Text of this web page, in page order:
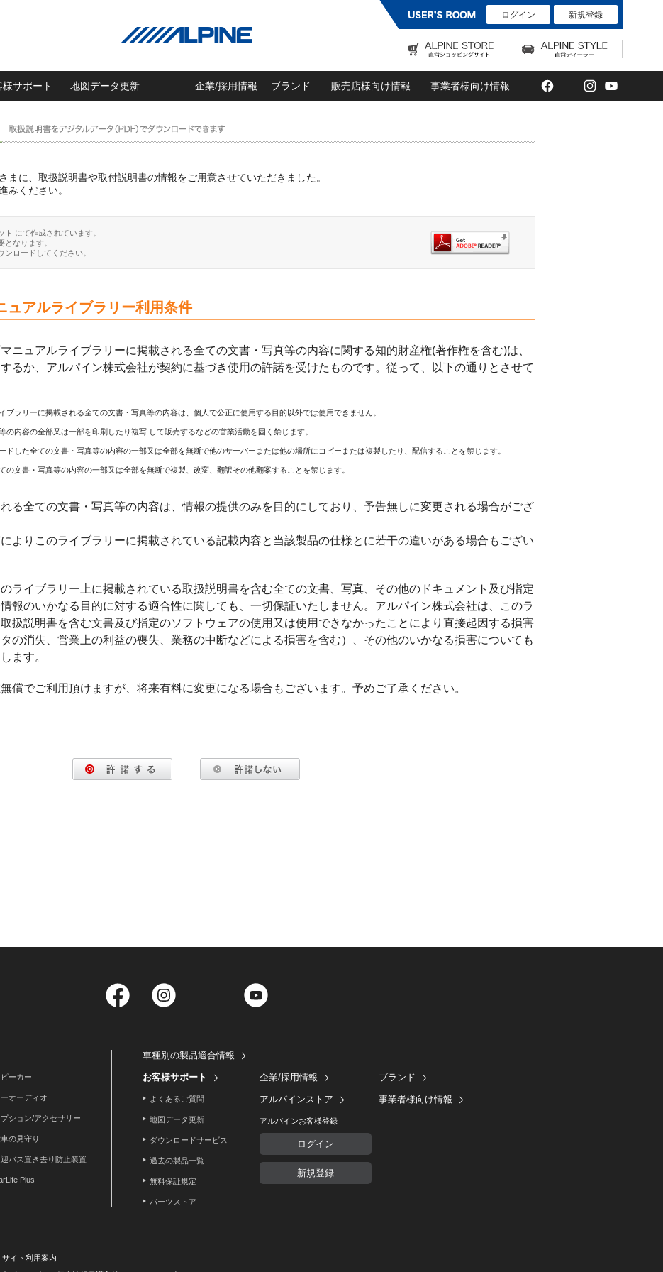
ログイン 新規登録
様サポート 地図データ更新 企業/採用情報 ブランド 販売店様向け情報 事業者様向け情報 Facebook
TwitterInstagram
まに、取扱説明書や取付説明書の情報をご用意させていただきました。
みください。
にて作成されています。
なります。
ロードしてください。
ュアルライブラリー利用条件
ニュアルライブラリーに掲載される全ての文書・写真等の内容に関する知的財産権(著作権を含む)は、
るか、アルパイン株式会社が契約に基づき使用の許諾を受けたものです。従って、以下の通りとさせて
ブラリーに掲載される全ての文書・写真等の内容は、個人で公正に使用する目的以外では使用できません。
の内容の全部又は一部を印刷したり複写 して販売するなどの営業活動を固く禁じます。
ドした全ての文書・写真等の内容の一部又は全部を無断で他のサーバーまたは他の場所にコピーまたは複製したり、配信することを禁じます。
の文書・写真等の内容の一部又は全部を無断で複製、改変、翻訳その他翻案することを禁じます。
る全ての文書・写真等の内容は、情報の提供のみを目的にしており、予告無しに変更される場合がござ
よりこのライブラリーに掲載されている記載内容と当該製品の仕様とに若干の違いがある場合もござい
ライブラリー上に掲載されている取扱説明書を含む全ての文書、写真、その他のドキュメント及び指定
報のいかなる目的に対する適合性に関しても、一切保証いたしません。アルパイン株式会社は、このラ
扱説明書を含む文書及び指定のソフトウェアの使用又は使用できなかったことにより直接起因する損害
の消失、営業上の利益の喪失、業務の中断などによる損害を含む）、その他のいかなる損害についても
ます。
償でご利用頂けますが、将来有料に変更になる場合もございます。予めご了承ください。
Facebook Twitter
ーカー
ーオーディオ
プション/アクセサリー
の見守り
バス置き去り防止装置
Plus
車種別の製品適合情報
お客様サポート
よくあるご質問
地図データ更新
ダウンロードサービス
過去の製品一覧
無料保証規定
パーツストア
企業/採用情報
アルパインストア
アルパインお客様登録
ログイン
新規登録
ブランド
事業者様向け情報
サイト利用案内